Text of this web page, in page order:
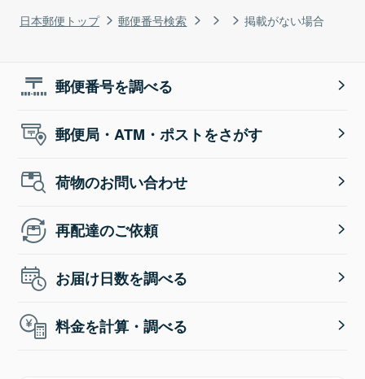
日本郵便トップ 郵便番号検索 掲載がない場合
郵便番号を調べる
郵便局・ATM・ポストをさがす
荷物のお問い合わせ
再配達のご依頼
お届け日数を調べる
料金を計算・調べる